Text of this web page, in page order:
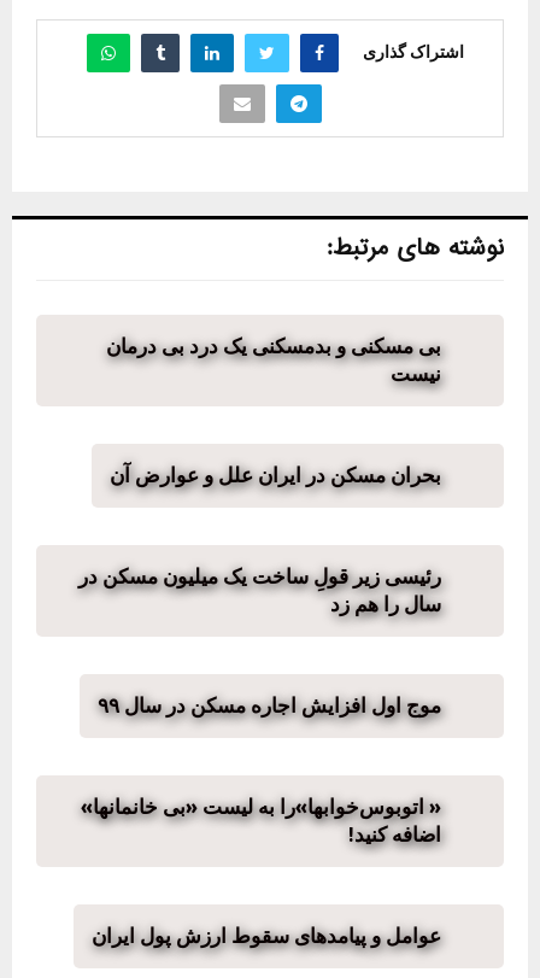
اشتراک گذاری
نوشته های مرتبط:
بی مسکنی و بدمسکنی یک درد بی درمان
نیست
بحران مسکن در ایران علل و عوارض آن
رئیسی زیر قولِ ساخت یک میلیون مسکن در
سال را هم زد
موج اول افزایش اجاره مسکن در سال ۹۹
« اتوبوس‌خوابها»را به لیست «بی خانمانها»
اضافه کنید!
عوامل و پیامدهای سقوط ارزش پول ایران